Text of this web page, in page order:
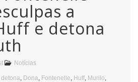
a
e detona
Notícias
detona Dona Fontenelle Huff Murilo